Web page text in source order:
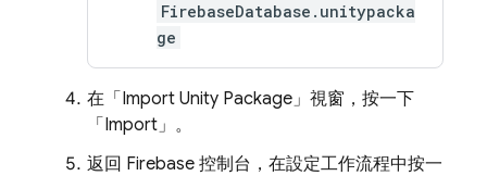
FirebaseDatabase.unitypacka
ge
在「Import Unity Package」 視窗，按一下
「Import」 。
返回 Firebase 控制台，在設定工作流程中按一